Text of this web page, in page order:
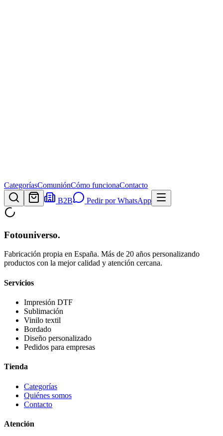
CategoríasComuniónCómo funcionaContacto
B2B
Pedir por WhatsApp
Fotouniverso.
Fabricación propia en España. Más de 20 años personalizando
productos con la mejor calidad y atención cercana.
Servicios
Impresión DTF
Sublimación
Vinilo textil
Bordado
Diseño personalizado
Pedidos para empresas
Tienda
Categorías
Quiénes somos
Contacto
Atención